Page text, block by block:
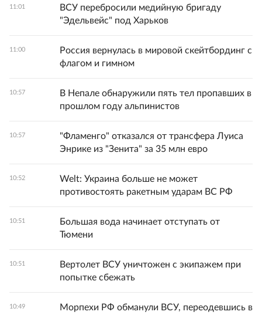
11:01
ВСУ перебросили медийную бригаду
"Эдельвейс" под Харьков
11:00
Россия вернулась в мировой скейтбординг с
флагом и гимном
10:57
В Непале обнаружили пять тел пропавших в
прошлом году альпинистов
10:57
"Фламенго" отказался от трансфера Луиса
Энрике из "Зенита" за 35 млн евро
10:52
Welt: Украина больше не может
противостоять ракетным ударам ВС РФ
10:51
Большая вода начинает отступать от
Тюмени
10:51
Вертолет ВСУ уничтожен с экипажем при
попытке сбежать
10:49
Морпехи РФ обманули ВСУ, переодевшись в